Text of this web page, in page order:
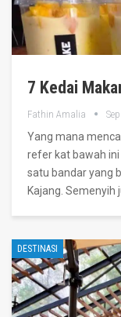
7 Kedai
Fathin Amalia
Yang mana
refer kat bawah ini
satu bandar yang
Kajang. Semenyih
DESTINASI